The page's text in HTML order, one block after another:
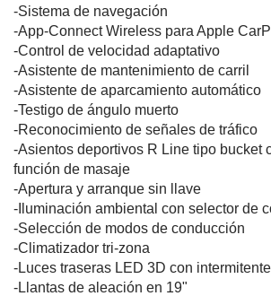
-Sistema de navegación
-App-Connect Wireless para Apple
-Control de velocidad adaptativo
-Asistente de mantenimiento de carril
-Asistente de aparcamiento automático
-Testigo de ángulo muerto
-Reconocimiento de señales de tráfico
-Asientos deportivos R Line tipo bucket
función de masaje
-Apertura y arranque sin llave
-Iluminación ambiental con selector de
-Selección de modos de conducción
-Climatizador tri-zona
-Luces traseras LED 3D con
-Llantas de aleación en 19"